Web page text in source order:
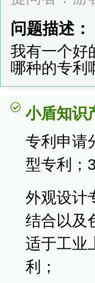
问题描述：
我有一个好
哪种的专利
小盾知识
专利申请
型专利；
外观设计
结合以及
适于工业
利；